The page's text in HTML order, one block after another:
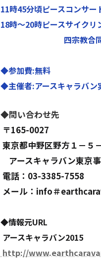
11時45分頃ピースコンサ
18時～20時ピースサイクリ
四宗教合同コ
◆参加費:無料
◆主催者:アースキャラバン
◆問い合わせ先
〒165-0027
東京都中野区野方１－５
アースキャラバン東京
電話：03-3385-7558
メール：info＃
◆情報元URL
アースキャラバン2015
http://